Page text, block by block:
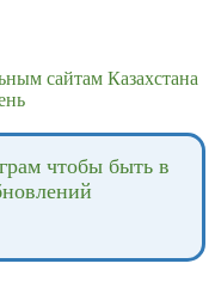
сайтам Казахстана
чтобы быть в